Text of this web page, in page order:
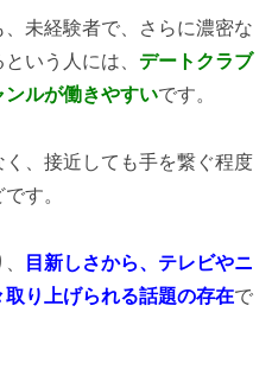
未経験者で、さらに濃密な
いう人には、 デートクラブ
ルが働きやすいです。
、接近しても手を繋ぐ程度
す。
目新しさから、テレビやニ
り上げられる話題の存在で